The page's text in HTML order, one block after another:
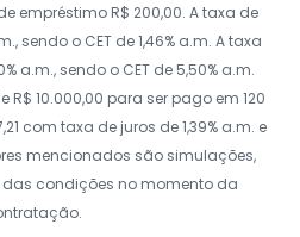
empréstimo R$ 200,00. A taxa de
sendo o CET de 1,46% a.m. A taxa
a.m., sendo o CET de 5,50% a.m.
R$ 10.000,00 para ser pago em 120
com taxa de juros de 1,39% a.m. e
mencionados são simulações,
condições no momento da